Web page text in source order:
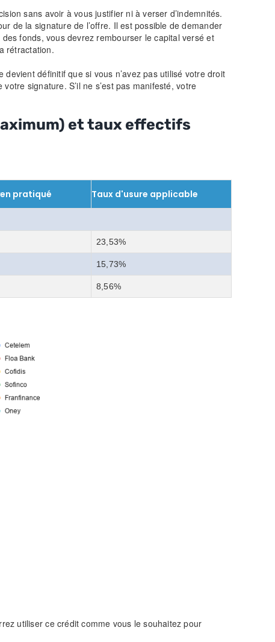
sans avoir à vous justifier ni à verser d’indemnités.
de la signature de l’offre. Il est possible de demander
fonds, vous devrez rembourser le capital versé et
rétractation.
définitif que si vous n’avez pas utilisé votre droit
signature. S’il ne s’est pas manifesté, votre
et taux effectifs
pratiqué Taux d'usure applicable
23,53%
15,73%
8,56%
utiliser ce crédit comme vous le souhaitez pour